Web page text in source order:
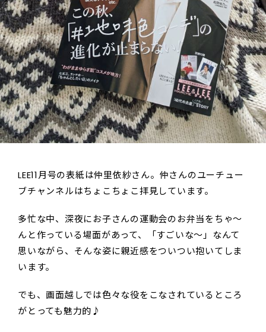
LEE11月号の表紙は仲里依紗さん。仲さんのユーチュー
ブチャンネルはちょこちょこ拝見しています。
多忙な中、深夜にお子さんの運動会のお弁当をちゃ～
んと作っている場面があって、「すごいな～」なんて
思いながら、そんな姿に親近感をついつい抱いてしま
います。
でも、画面越しでは色々な役をこなされているところ
がとっても魅力的♪